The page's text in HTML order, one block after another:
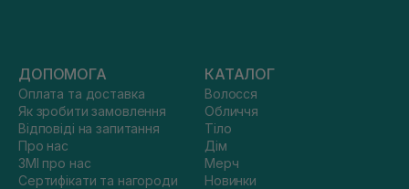
ДОПОМОГА
Оплата та доставка
Як зробити замовлення
Відповіді на запитання
Про нас
ЗМІ про нас
Сертифікати та нагороди
КАТАЛОГ
Волосся
Обличчя
Тіло
Дім
Мерч
Новинки